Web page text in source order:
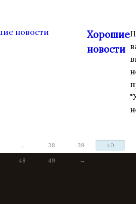
Хорошие
новости
... 38 39
40
48 49 →